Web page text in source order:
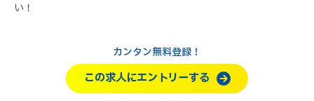
い！
カンタン無料登録！
この求人にエントリーする